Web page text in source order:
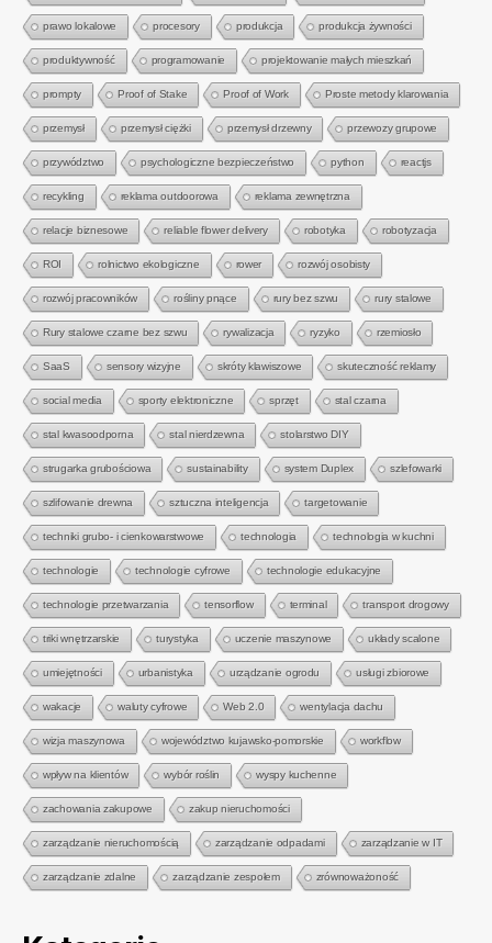
prawo lokalowe procesory produkcja produkcja żywności
produktywność programowanie projektowanie małych mieszkań
prompty Proof of Stake Proof of Work Proste metody klarowania
przemysł przemysł ciężki przemysł drzewny przewozy grupowe
przywództwo psychologiczne bezpieczeństwo python reactjs
recykling reklama outdoorowa reklama zewnętrzna
relacje biznesowe reliable flower delivery robotyka robotyzacja
ROI rolnictwo ekologiczne rower rozwój osobisty
rozwój pracowników rośliny pnące rury bez szwu rury stalowe
Rury stalowe czarne bez szwu rywalizacja ryzyko rzemiosło
SaaS sensory wizyjne skróty klawiszowe skuteczność reklamy
social media sporty elektroniczne sprzęt stal czarna
stal kwasoodporna stal nierdzewna stolarstwo DIY
strugarka grubościowa sustainability system Duplex szlefowarki
szlifowanie drewna sztuczna inteligencja targetowanie
techniki grubo- i cienkowarstwowe technologia technologia w kuchni
technologie technologie cyfrowe technologie edukacyjne
technologie przetwarzania tensorflow terminal transport drogowy
triki wnętrzarskie turystyka uczenie maszynowe układy scalone
umiejętności urbanistyka urządzanie ogrodu usługi zbiorowe
wakacje waluty cyfrowe Web 2.0 wentylacja dachu
wizja maszynowa województwo kujawsko-pomorskie workflow
wpływ na klientów wybór roślin wyspy kuchenne
zachowania zakupowe zakup nieruchomości
zarządzanie nieruchomością zarządzanie odpadami zarządzanie w IT
zarządzanie zdalne zarządzanie zespołem zrównoważoność